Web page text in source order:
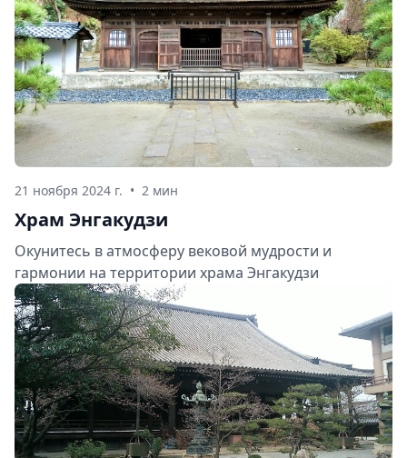
21 ноября 2024 г. • 2 мин
Храм Энгакудзи
Окунитесь в атмосферу вековой мудрости и
гармонии на территории храма Энгакудзи